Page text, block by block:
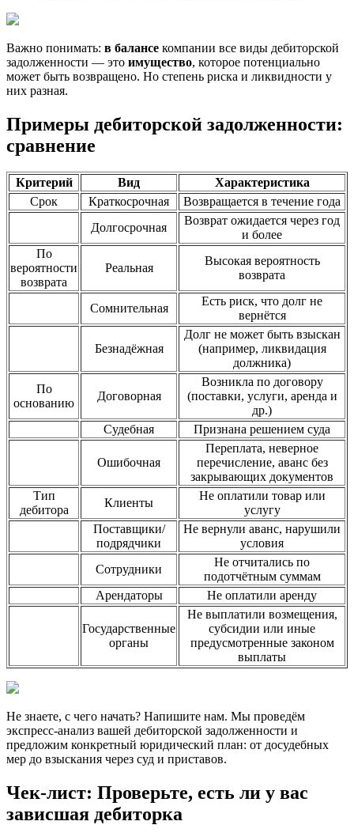
Важно понимать: в балансе компании все виды дебиторской
задолженности — это имущество, которое потенциально
может быть возвращено. Но степень риска и ликвидности у
них разная.
Примеры дебиторской задолженности:
сравнение
Критерий Вид
Характеристика
Срок
Краткосрочная
Возвращается в течение года
Долгосрочная
Возврат ожидается через год
и более
По
вероятности
возврата
Реальная
Высокая вероятность
возврата
Сомнительная
Есть риск, что долг не
вернётся
Безнадёжная
Долг не может быть взыскан
(например, ликвидация
должника)
По
основанию
Договорная
Возникла по договору
(поставки, услуги, аренда и
др.)
Судебная
Признана решением суда
Ошибочная
Переплата, неверное
перечисление, аванс без
закрывающих документов
Тип
дебитора
Клиенты
Не оплатили товар или
услугу
Поставщики/
подрядчики
Не вернули аванс, нарушили
условия
Сотрудники
Не отчитались по
подотчётным суммам
Арендаторы
Не оплатили аренду
Государственные
органы
Не выплатили возмещения,
субсидии или иные
предусмотренные законом
выплаты
Не знаете, с чего начать? Напишите нам. Мы проведём
экспресс-анализ вашей дебиторской задолженности и
предложим конкретный юридический план: от досудебных
мер до взыскания через суд и приставов.
Чек-лист: Проверьте, есть ли у вас
зависшая дебиторка